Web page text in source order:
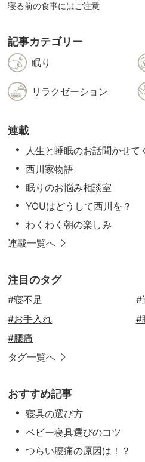
寝る前の食事にはご注意
記事カテゴリー
眠り
リラクゼーション
連載
人生と睡眠のお話聞かせて
西川家物語
眠りのお悩み相談室
YOUはどうして西川を？
わくわく朝の楽しみ
連載一覧へ
注目のタグ
#寝不足
#
#お手入れ
#
#腰痛
タグ一覧へ
おすすめ記事
寝具の選び方
ベビー寝具選びのコツ
つらい腰痛の原因は！？